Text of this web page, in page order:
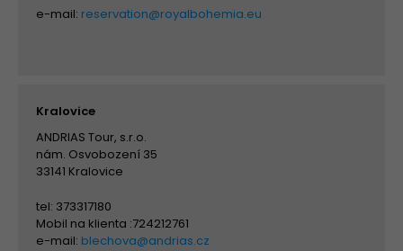
e-mail: reservation@royalbohemia.eu
Kralovice
ANDRIAS Tour, s.r.o.
nám. Osvobození 35
33141 Kralovice
tel: 373317180
Mobil na klienta :724212761
e-mail: blechova@andrias.cz